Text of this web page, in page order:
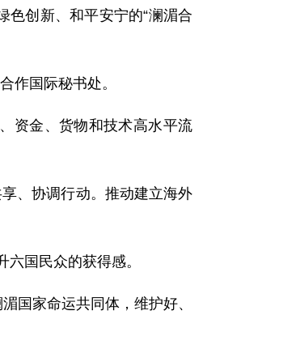
色创新、和平安宁的“澜湄合
作国际秘书处。
资金、货物和技术高水平流
、协调行动。推动建立海外
国民众的获得感。
国家命运共同体，维护好、